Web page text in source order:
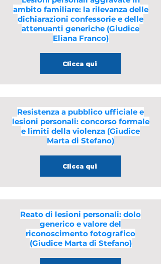
ambito familiare: la rilevanza delle
dichiarazioni confessorie e delle
attenuanti generiche (Giudice
Eliana Franco)
Clicca qui
Resistenza a pubblico ufficiale e
lesioni personali: concorso formale
e limiti della violenza (Giudice
Marta di Stefano)
Clicca qui
Reato di lesioni personali: dolo
generico e valore del
riconoscimento fotografico
(Giudice Marta di Stefano)